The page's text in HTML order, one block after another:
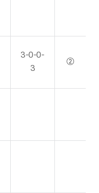
3-0-0-
3
②